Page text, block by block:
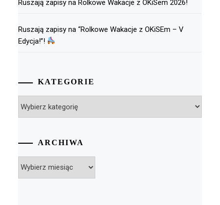
Ruszają zapisy na Rolkowe Wakacje z OKiSem 2026!
Ruszają zapisy na “Rolkowe Wakacje z OKiSEm – V
Edycja!”!
KATEGORIE
ARCHIWA